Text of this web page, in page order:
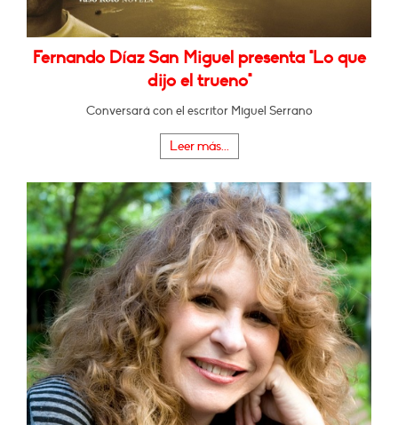
Fernando Díaz San Miguel presenta "Lo que
dijo el trueno"
Conversará con el escritor Miguel Serrano
Leer más...